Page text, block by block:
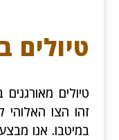
טיולים
טיולים
זהו הצו האלוהי
במיטבו. אנו